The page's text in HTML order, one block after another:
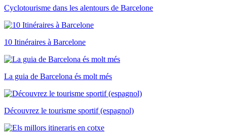
Cyclotourisme dans les alentours de Barcelone
10 Itinéraires à Barcelone
La guia de Barcelona és molt més
Découvrez le tourisme sportif (espagnol)